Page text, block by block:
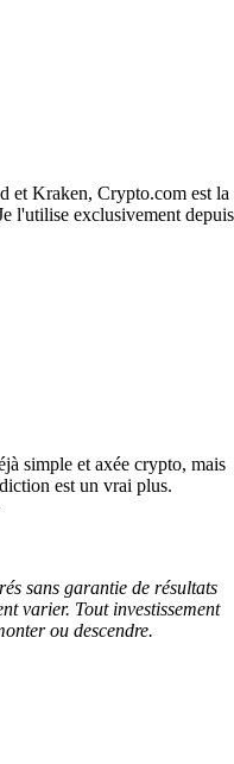
et Kraken, Crypto.com est la
l'utilise exclusivement depuis
simple et axée crypto, mais
est un vrai plus.
sans garantie de résultats
varier. Tout investissement
ou descendre.